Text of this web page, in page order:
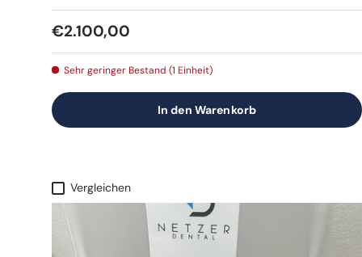
Normaler Preis
€2.100,00
Sehr geringer Bestand (1 Einheit)
In den Warenkorb
Vergleichen